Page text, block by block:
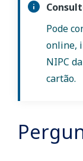
Pode
online,
NIPC
cartão.